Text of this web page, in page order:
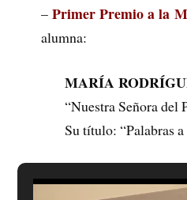
–Primer Premio a la
alumna:
MARÍA
“Nuestra Señora del
Su título: “Palabras